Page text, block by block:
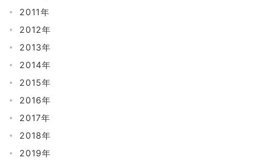
2011年
2012年
2013年
2014年
2015年
2016年
2017年
2018年
2019年